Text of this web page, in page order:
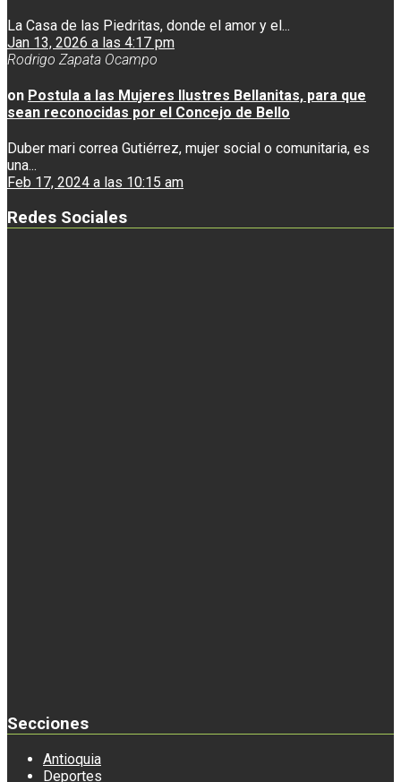
La Casa de las Piedritas, donde el amor y el...
Jan 13, 2026 a las 4:17 pm
Rodrigo Zapata Ocampo
on Postula a las Mujeres Ilustres Bellanitas, para que
sean reconocidas por el Concejo de Bello
Duber mari correa Gutiérrez, mujer social o comunitaria, es
una...
Feb 17, 2024 a las 10:15 am
Redes Sociales
Secciones
Antioquia
Deportes